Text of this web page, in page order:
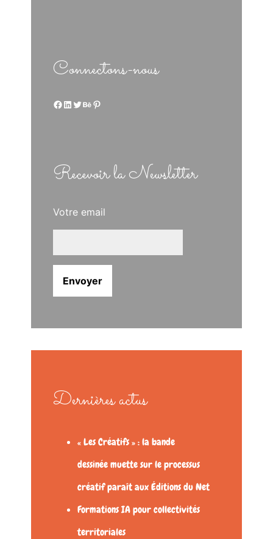
Connectons-nous
Facebook LinkedIn Twitter Behance Pinterest
Recevoir la Newsletter
Votre email
Dernières actus
« Les Créatifs » : la bande
dessinée muette sur le processus
créatif paraît aux Éditions du Net
Formations IA pour collectivités
territoriales